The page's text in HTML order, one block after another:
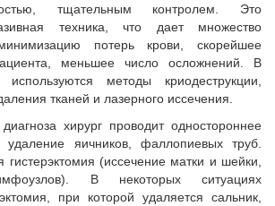
тщательным контролем. Это
техника, что дает множество
потерь крови, скорейшее
меньшее число осложнений. В
методы криодеструкции,
тканей и лазерного иссечения.
хирург проводит одностороннее
удаление яичников, фаллопиевых труб.
гистерэктомия (иссечение матки и шейки,
В некоторых ситуациях
при которой удаляется сальник,